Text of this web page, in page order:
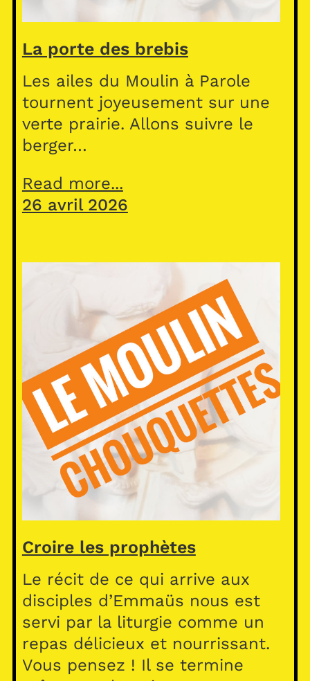
La porte des brebis
Les ailes du Moulin à Parole
tournent joyeusement sur une
verte prairie. Allons suivre le
berger…
Read more...
26 avril 2026
Croire les prophètes
Le récit de ce qui arrive aux
disciples d’Emmaüs nous est
servi par la liturgie comme un
repas délicieux et nourrissant.
Vous pensez ! Il se termine